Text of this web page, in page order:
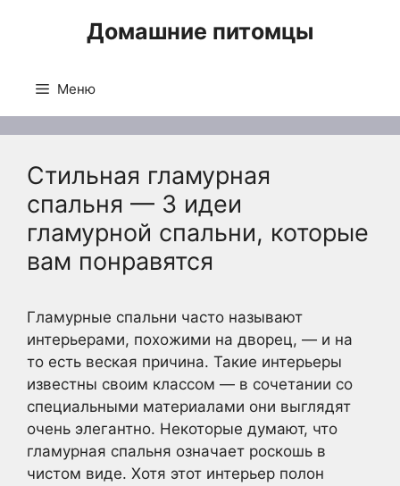
Домашние питомцы
Меню
Стильная гламурная
спальня — 3 идеи
гламурной спальни, которые
вам понравятся
Гламурные спальни часто называют
интерьерами, похожими на дворец, — и на
то есть веская причина. Такие интерьеры
известны своим классом — в сочетании со
специальными материалами они выглядят
очень элегантно. Некоторые думают, что
гламурная спальня означает роскошь в
чистом виде. Хотя этот интерьер полон